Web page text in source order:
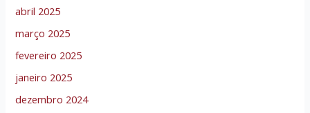
abril 2025
março 2025
fevereiro 2025
janeiro 2025
dezembro 2024